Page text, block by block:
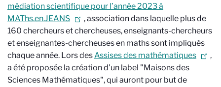
médiation scientifique pour l’année 2023 à
MAThs.en.JEANS
, association dans laquelle plus de
160 chercheurs et chercheuses, enseignants-chercheurs
et enseignantes-chercheuses en maths sont impliqués
chaque année. Lors desAssises des mathématiques
,
a été proposée la création d'un label "Maisons des
Sciences Mathématiques", qui auront pour but de